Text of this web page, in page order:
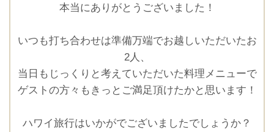
本当にありがとうございました！
いつも打ち合わせは準備万端でお越しいただいたお
2人、
当日もじっくりと考えていただいた料理メニューで
ゲストの方々もきっとご満足頂けたかと思います！
ハワイ旅行はいかがでございましたでしょうか？